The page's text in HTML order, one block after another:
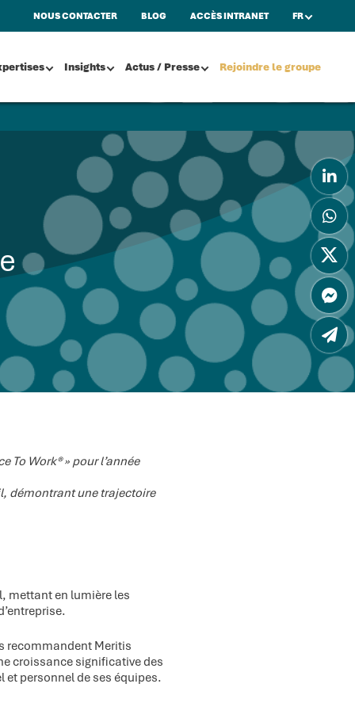
NOUS CONTACTER BLOG ACCÈS INTRANET FR
Insights Actus / Presse Rejoindre le groupe
To Work® » pour l’année
démontrant une trajectoire
mettant en lumière les
recommandent Meritis
croissance significative des
et personnel de ses équipes.